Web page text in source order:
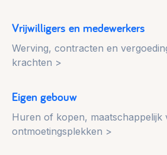
Vrijwilligers en medewerkers
Werving, contracten en
krachten >
Eigen gebouw
Huren of kopen, maatschappelijk
ontmoetingsplekken >